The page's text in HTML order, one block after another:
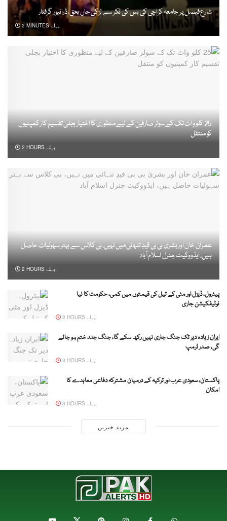
شارع فیصل پر جامعہ کراچی کی بس کی ٹکر سے لڑکی جاں بحق، ڈرائیور گرفتار
2 MINUTES پہلے
25 کلو واٹ تک کے سولر صارفین کے لیے منظوری کا اختیار بجلی تقسیم کار کمپنیوں
کو منتقل
2 HOURS پہلے
عمران خان اور بشریٰ بی بی قیدِ تنہائی میں نہیں، بی کلاس سے بہتر سہولیات حاصل
ہیں، ایڈووکیٹ جنرل اسلام آباد
2 HOURS پہلے
پیٹرول، ڈیزل اور مٹی کے تیل کی قیمتوں میں کمی، حکومت کا نیا
نوٹیفکیشن جاری
2 HOURS پہلے
ایران زیادہ دیر تک جنگ جاری نہیں رکھ سکے گا، جنگ جلد ختم ہو جائے
گی، صدر ٹرمپ
3 HOURS پہلے
پاکستان، سعودی عرب اور ترکیہ کے درمیان مشترکہ دفاعی معاہدے کا
امکان
3 HOURS پہلے
مزید خبریں